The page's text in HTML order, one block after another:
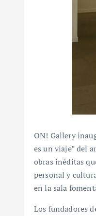
ON! Gallery
es un viaje” del
obras inéditas
personal y
en la sala
Los fundadores